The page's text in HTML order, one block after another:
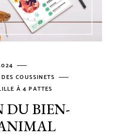
COUSSINETS
À 4 PATTES
DU BIEN-